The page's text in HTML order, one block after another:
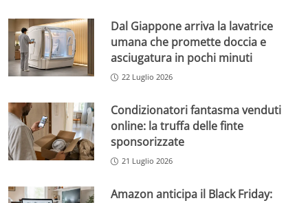
Dal Giappone arriva la lavatrice
umana che promette doccia e
asciugatura in pochi minuti
22 Luglio 2026
Condizionatori fantasma venduti
online: la truffa delle finte
sponsorizzate
21 Luglio 2026
Amazon anticipa il Black Friday: